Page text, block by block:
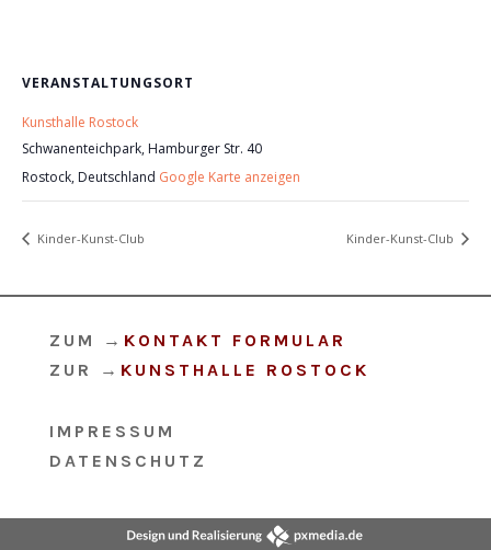
VERANSTALTUNGSORT
Kunsthalle Rostock
Schwanenteichpark, Hamburger Str. 40
Rostock, Deutschland Google Karte anzeigen
Kinder-Kunst-Club Kinder-Kunst-Club
ZUM → KONTAKT FORMULAR
ZUR
→ KUNSTHALLE ROSTOCK
IMPRESSUM
DATENSCHUTZ